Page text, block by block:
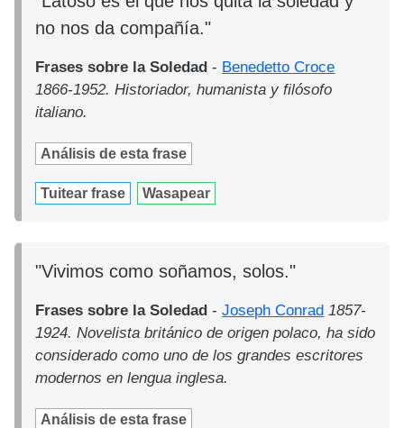
no nos da compañía."
Frases sobre la Soledad - Benedetto Croce
1866-1952. Historiador, humanista y filósofo
italiano.
Análisis de esta frase
Tuitear frase Wasapear
"Vivimos como soñamos, solos."
Frases sobre la Soledad -Joseph Conrad 1857-
1924. Novelista británico de origen polaco, ha sido
considerado como uno de los grandes escritores
modernos en lengua inglesa.
Análisis de esta frase